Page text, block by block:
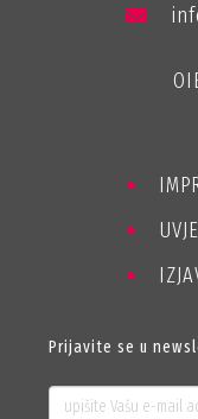
Prijavite se u